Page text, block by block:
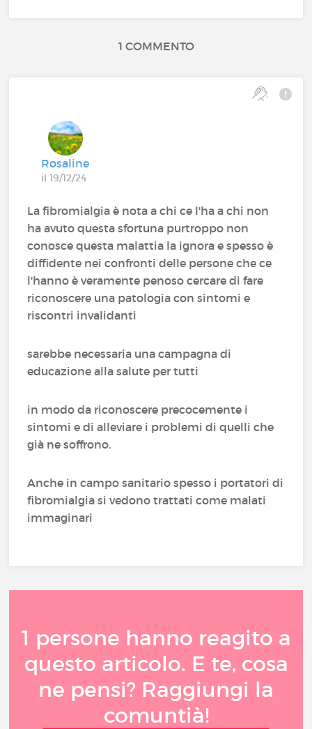
1 COMMENTO
Rosaline
il 19/12/24
La fibromialgia è nota a chi ce l'ha a chi non
ha avuto questa sfortuna purtroppo non
conosce questa malattia la ignora e spesso è
diffidente nei confronti delle persone che ce
l'hanno è veramente penoso cercare di fare
riconoscere una patologia con sintomi e
riscontri invalidanti
sarebbe necessaria una campagna di
educazione alla salute per tutti
in modo da riconoscere precocemente i
sintomi e di alleviare i problemi di quelli che
già ne soffrono.
Anche in campo sanitario spesso i portatori di
fibromialgia si vedono trattati come malati
immaginari
1 persone hanno reagito a
questo articolo. E te, cosa
ne pensi? Raggiungi la
comuntià!